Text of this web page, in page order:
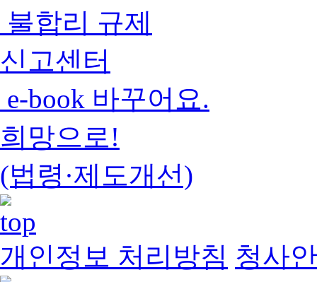
불합리 규제
신고센터
e-book 바꾸어요.
희망으로!
(법령·제도개선)
개인정보 처리방침 청사